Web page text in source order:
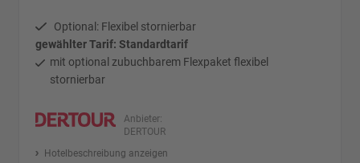
Optional: Flexibel stornierbar
gewählter Tarif: Standardtarif
mit optional zubuchbarem Flexpaket flexibel
stornierbar
Anbieter:
DERTOUR
Hotelbeschreibung anzeigen